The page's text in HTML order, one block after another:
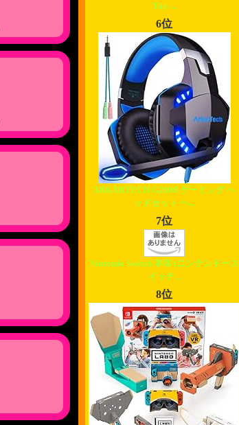
Toy-...
6位
ARKARTECH G2000 ゲーミング ヘ
ッドセット ヘ...
7位
Nintendo Switch 本体 (ニンテンドース
イッチ...
8位